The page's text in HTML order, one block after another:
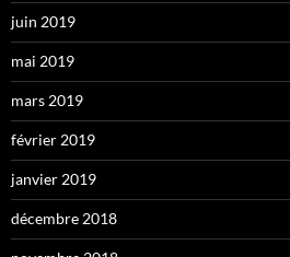
juin 2019
mai 2019
mars 2019
février 2019
janvier 2019
décembre 2018